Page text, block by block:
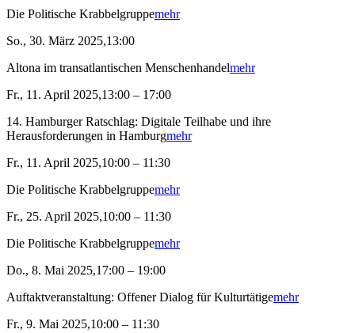
Die Politische Krabbelgruppemehr
So., 30. März 2025,13:00
Altona im transatlantischen Menschenhandelmehr
Fr., 11. April 2025,13:00 – 17:00
14. Hamburger Ratschlag: Digitale Teilhabe und ihre
Herausforderungen in Hamburgmehr
Fr., 11. April 2025,10:00 – 11:30
Die Politische Krabbelgruppemehr
Fr., 25. April 2025,10:00 – 11:30
Die Politische Krabbelgruppemehr
Do., 8. Mai 2025,17:00 – 19:00
Auftaktveranstaltung: Offener Dialog für Kulturtätigemehr
Fr., 9. Mai 2025,10:00 – 11:30